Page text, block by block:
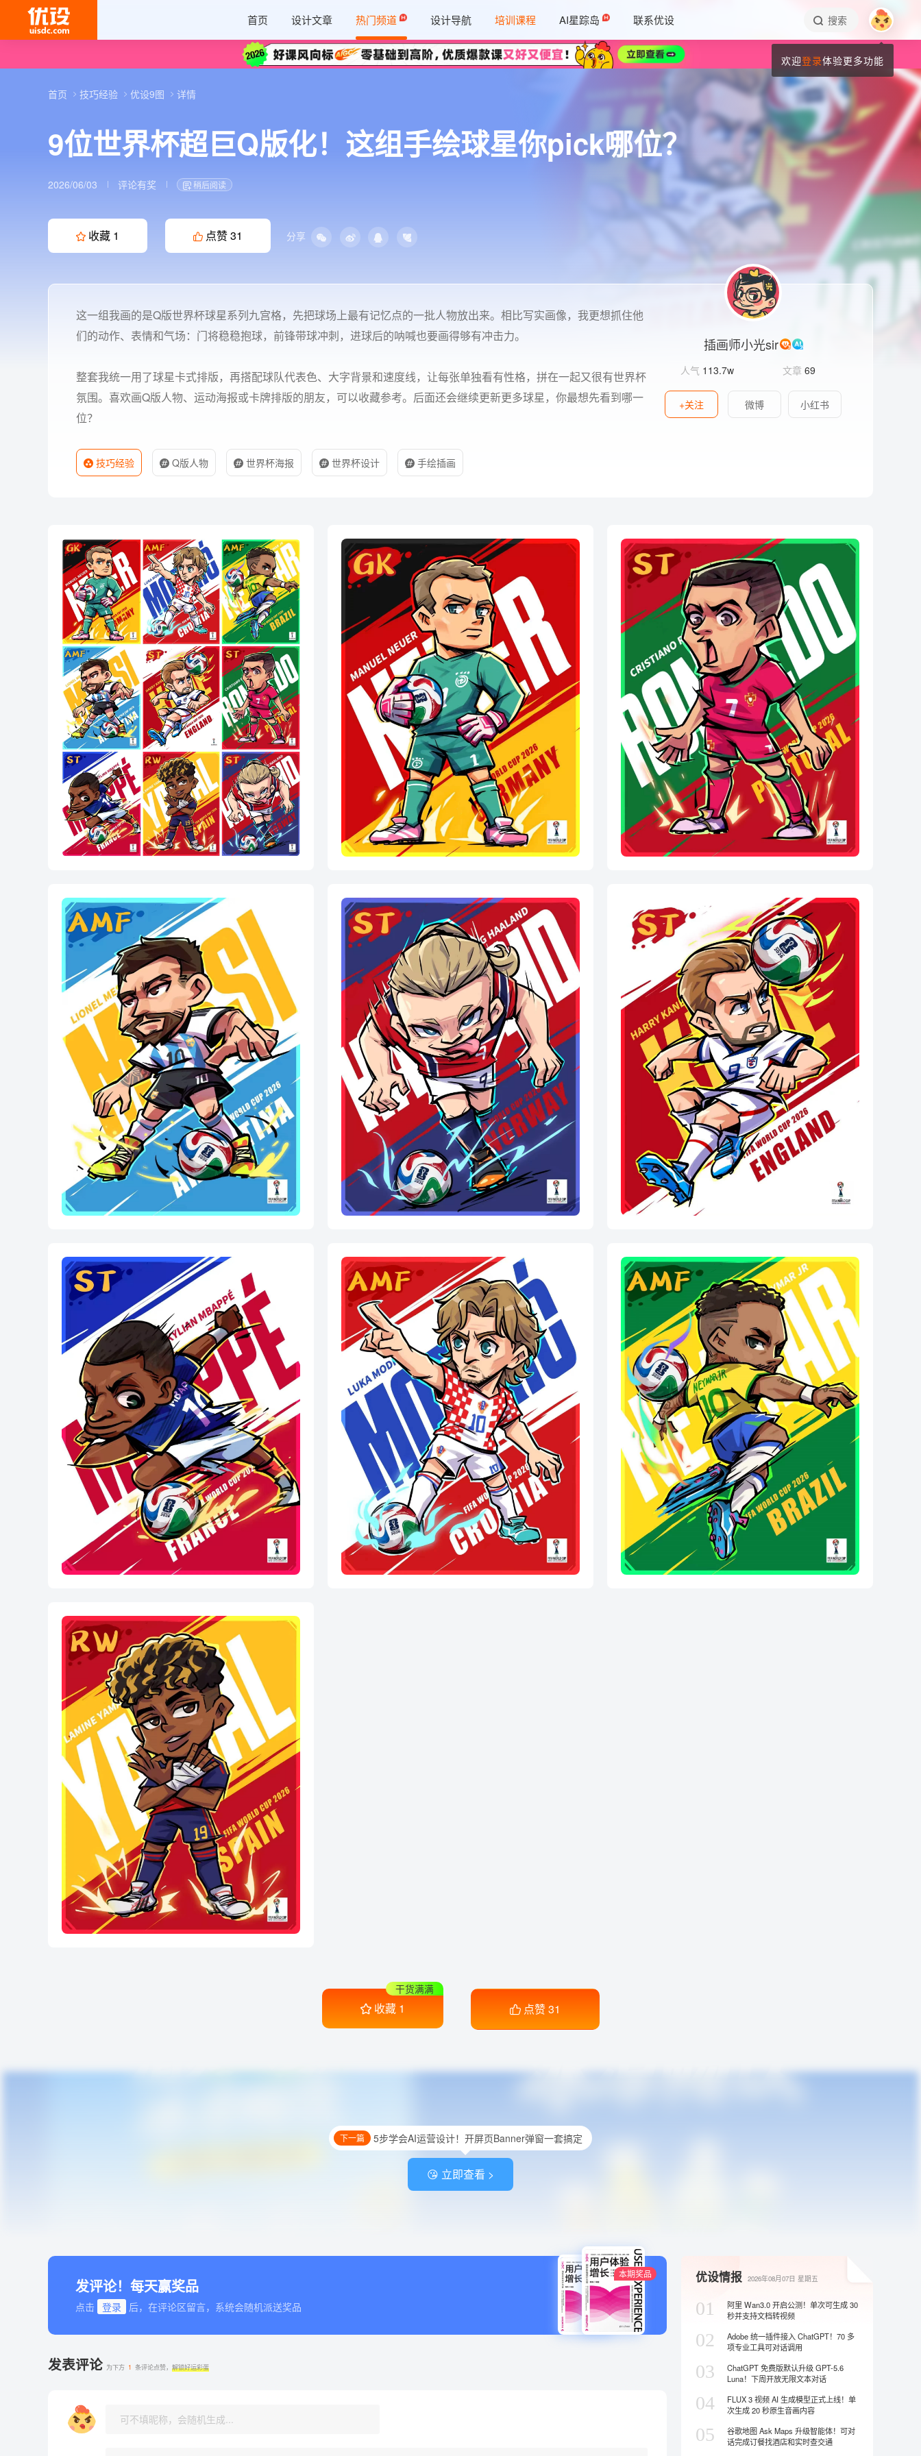
首页 设计文章 热门频道 设计导航 培训课程 AI星踪岛 联系优设 搜索
首页 技巧经验 优设9图 详情
9位世界杯超巨Q版化！这组手绘球星你pick哪位？
2026/06/03 评论有奖 稍后阅读
收藏 1 点赞31 分享
这一组我画的是Q版世界杯球星系列九宫格，先把球场上最有记忆点的一批人物放出来。相比写实画像，我更想抓住他
们的动作、表情和气场：门将稳稳抱球，前锋带球冲刺，进球后的呐喊也要画得够有冲击力。
整套我统一用了球星卡式排版，再搭配球队代表色、大字背景和速度线，让每张单独看有性格，拼在一起又很有世界杯
氛围。喜欢画Q版人物、运动海报或卡牌排版的朋友，可以收藏参考。后面还会继续更新更多球星，你最想先看到哪一
位？
技巧经验 Q版人物 世界杯海报 世界杯设计 手绘插画
插画师小光sir
人气 113.7w 文章 69
+关注 微博 小红书
收藏 1
干货满满
点赞31
😘 立即查看 >
下一篇 5步学会AI运营设计！开屏页Banner弹窗一套搞定
优设情报 2026年08月07日 星期五
01
阿里 Wan3.0 开启公测！单次可生成 30
秒并支持文档转视频
02
Adobe 统一插件接入 ChatGPT！70 多
项专业工具可对话调用
03
ChatGPT 免费版默认升级 GPT-5.6
Luna！下周开放无限文本对话
04
FLUX 3 视频 AI 生成模型正式上线！单
次生成 20 秒原生音画内容
05
谷歌地图 Ask Maps 升级智能体！可对
话完成订餐找酒店和实时查交通
发评论！每天赢奖品
点击 登录 后，在评论区留言，系统会随机派送奖品
本期奖品
发表评论 为下方 1 条评论点赞， 解锁好运彩蛋
欢迎登录体验更多功能